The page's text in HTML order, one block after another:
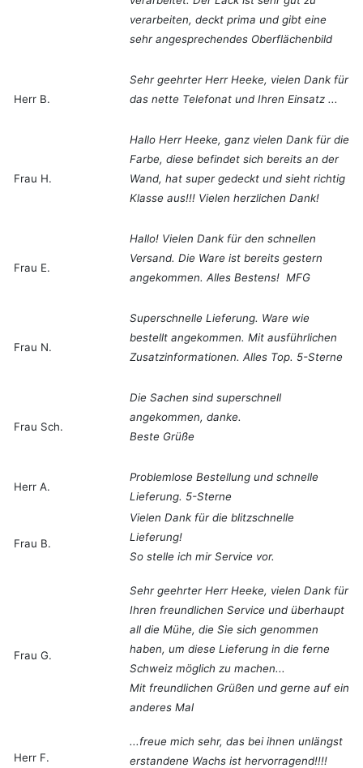
verarbeiten, deckt prima und gibt eine
sehr angesprechendes Oberflächenbild
Herr B.
Sehr geehrter Herr Heeke, vielen Dank für
das nette Telefonat und Ihren Einsatz ...
Frau H.
Hallo Herr Heeke, ganz vielen Dank für die
Farbe, diese befindet sich bereits an der
Wand, hat super gedeckt und sieht richtig
Klasse aus!!! Vielen herzlichen Dank!
Frau E.
Hallo! Vielen Dank für den schnellen
Versand. Die Ware ist bereits gestern
angekommen. Alles Bestens! MFG
Frau N.
Superschnelle Lieferung. Ware wie
bestellt angekommen. Mit ausführlichen
Zusatzinformationen. Alles Top. 5-Sterne
Frau Sch.
Die Sachen sind superschnell
angekommen, danke.
Beste Grüße
Herr A.
Problemlose Bestellung und schnelle
Lieferung. 5-Sterne
Frau B.
Vielen Dank für die blitzschnelle
Lieferung!
So stelle ich mir Service vor.
Frau G.
Sehr geehrter Herr Heeke, vielen Dank für
Ihren freundlichen Service und überhaupt
all die Mühe, die Sie sich genommen
haben, um diese Lieferung in die ferne
Schweiz möglich zu machen...
Mit freundlichen Grüßen und gerne auf ein
anderes Mal
Herr F.
...freue mich sehr, das bei ihnen unlängst
erstandene Wachs ist hervorragend!!!!